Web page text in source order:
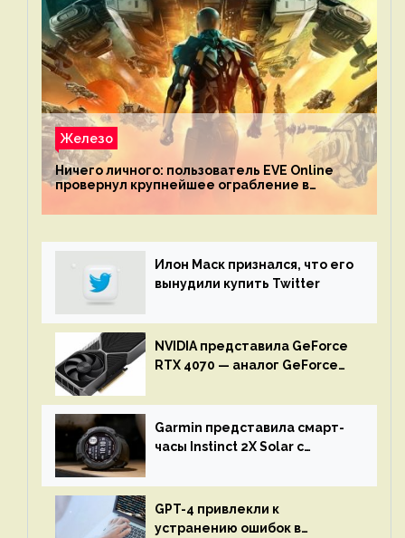
Железо
Ничего личного: пользователь EVE Online
провернул крупнейшее ограбление в
механике
Илон Маск признался, что его
вынудили купить Twitter
NVIDIA представила GeForce
RTX 4070 — аналог GeForce
Garmin представила смарт-
часы Instinct 2X Solar с
GPT-4 привлекли к
устранению ошибок в